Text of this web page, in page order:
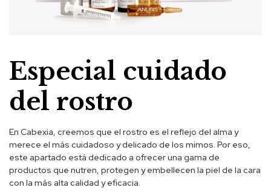
Especial cuidado
del rostro
En Cabexia, creemos que el rostro es el reflejo del alma y
merece el más cuidadoso y delicado de los mimos. Por eso,
este apartado está dedicado a ofrecer una gama de
productos que nutren, protegen y embellecen la piel de la cara
con la más alta calidad y eficacia.